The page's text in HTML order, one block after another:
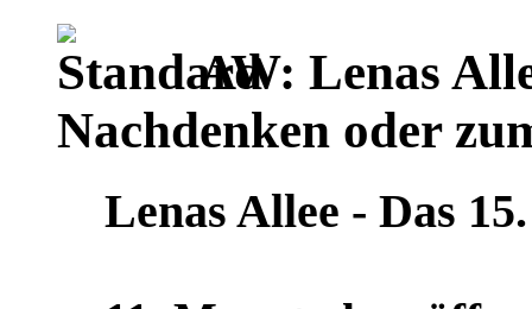
AW: Lenas
Nachdenken oder
Lenas Allee ‐ Das